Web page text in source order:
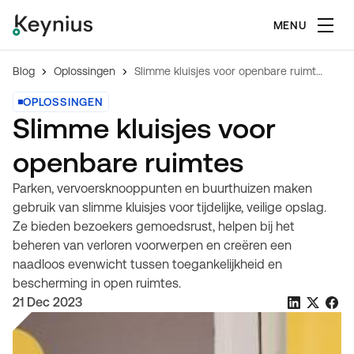
MENU
Blog Oplossingen Slimme kluisjes voor openbare ruimtes
OPLOSSINGEN
Slimme kluisjes voor
openbare ruimtes
Parken, vervoersknooppunten en buurthuizen maken
gebruik van slimme kluisjes voor tijdelijke, veilige opslag.
Ze bieden bezoekers gemoedsrust, helpen bij het
beheren van verloren voorwerpen en creëren een
naadloos evenwicht tussen toegankelijkheid en
bescherming in open ruimtes.
21 Dec 2023